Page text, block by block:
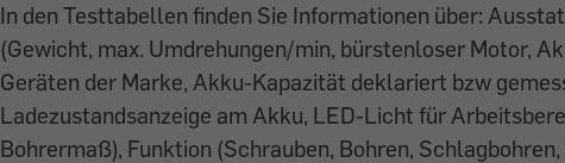
In den Testtabellen finden Sie Informationen über:
(Gewicht, max. Umdrehungen/min, bürstenloser Motor,
Geräten der Marke, Akku-Kapazität deklariert bzw
Ladezustandsanzeige am Akku, LED-Licht für
Bohrermaß), Funktion (Schrauben, Bohren,